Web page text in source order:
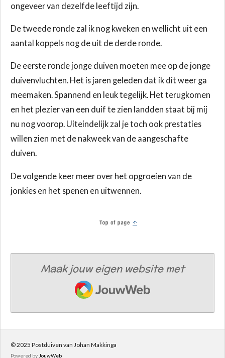
ongeveer van dezelfde leeftijd zijn.
De tweede ronde zal ik nog kweken en wellicht uit een
aantal koppels nog de uit de derde ronde.
De eerste ronde jonge duiven moeten mee op de jonge
duivenvluchten. Het is jaren geleden dat ik dit weer ga
meemaken. Spannend en leuk tegelijk. Het terugkomen
en het plezier van een duif te zien landden staat bij mij
nu nog voorop. Uiteindelijk zal je toch ook prestaties
willen zien met de nakweek van de aangeschafte
duiven.
De volgende keer meer over het opgroeien van de
jonkies en het spenen en uitwennen.
Maak jouw eigen website met
JouwWeb
© 2025 Postduiven van Johan Makkinga
Powered by JouwWeb